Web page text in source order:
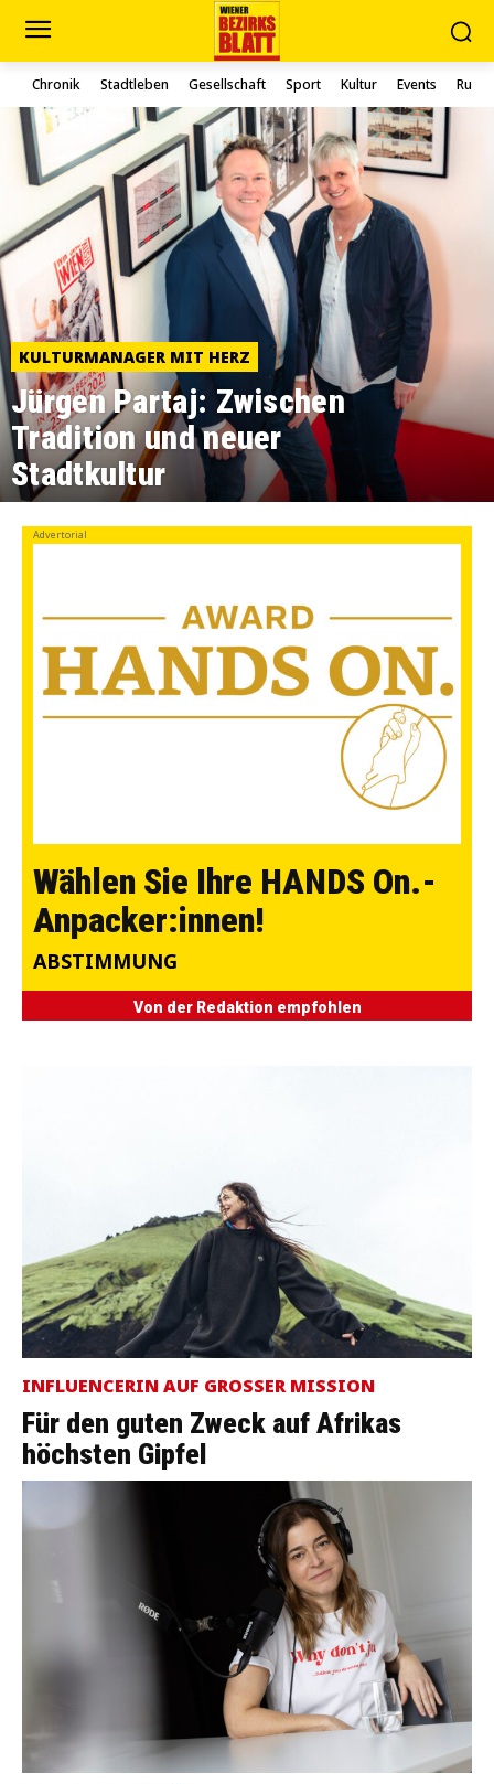
Chronik Stadtleben Gesellschaft Sport Kultur Events Rund
KULTURMANAGER MIT HERZ
Jürgen Partaj: Zwischen
Tradition und neuer
Stadtkultur
Advertorial
Wählen Sie Ihre HANDS On.-
Anpacker:innen!
ABSTIMMUNG
Von der Redaktion empfohlen
INFLUENCERIN AUF GROSSER MISSION
Für den guten Zweck auf Afrikas
höchsten Gipfel